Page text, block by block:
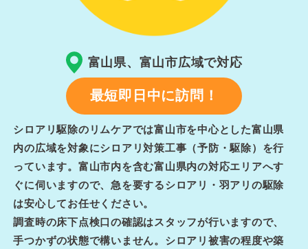
富山県、富山市広域で対応
最短即日中に訪問！
シロアリ駆除のリムケアでは富山市を中心とした富山県
内の広域を対象にシロアリ対策工事（予防・駆除）を行
っています。富山市内を含む富山県内の対応エリアへす
ぐに伺いますので、急を要するシロアリ・羽アリの駆除
は安心してお任せください。
調査時の床下点検口の確認はスタッフが行いますので、
手つかずの状態で構いません。シロアリ被害の程度や築